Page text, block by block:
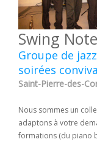
Swing Note
Groupe de
soirées
Saint-Pierre-des-
Nous sommes un
adaptons à votre
formations (du piano